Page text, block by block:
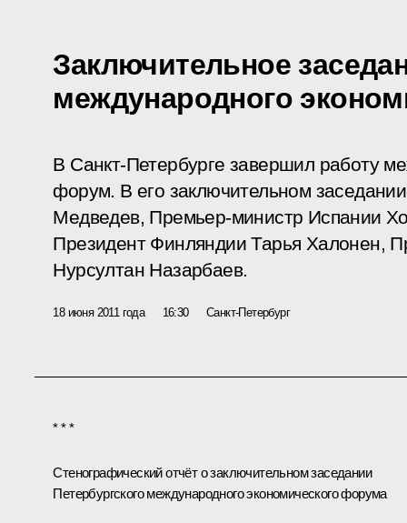
Заключительное
международного
В Санкт-Петербурге завершил работу
форум. В его заключительном
Медведев, Премьер-министр Испании
Президент Финляндии Тарья Халонен,
Нурсултан Назарбаев.
18 июня 2011 года 16:30 Санкт-Петербург
* * *
Стенографический отчёт о заключительном заседании
Петербургского международного экономического форума